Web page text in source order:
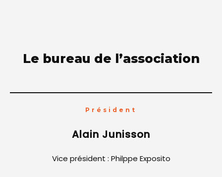
Le bureau de l’association
Président
Alain Junisson
Vice président : Philppe Exposito